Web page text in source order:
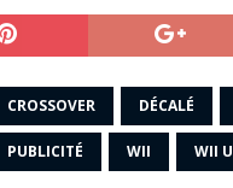
CROSSOVER DÉCALÉ
PUBLICITÉ WII WII U